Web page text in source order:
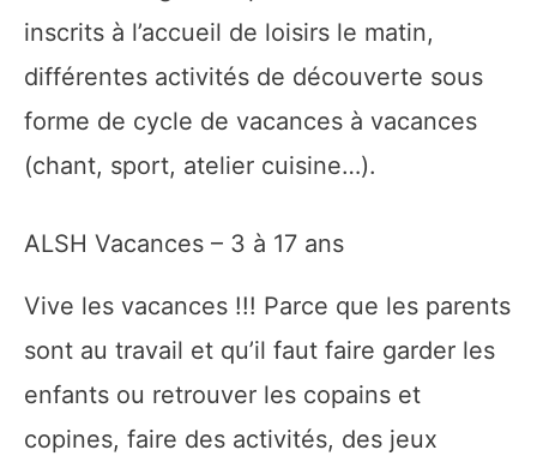
inscrits à l’accueil de loisirs le matin,
différentes activités de découverte sous
forme de cycle de vacances à vacances
(chant, sport, atelier cuisine…).
ALSH Vacances – 3 à 17 ans
Vive les vacances !!! Parce que les parents
sont au travail et qu’il faut faire garder les
enfants ou retrouver les copains et
copines, faire des activités, des jeux